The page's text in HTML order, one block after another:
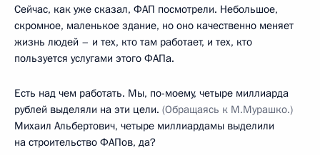
Сейчас, как уже сказал, ФАП посмотрели. Небольшое,
скромное, маленькое здание, но оно качественно меняет
жизнь людей – и тех, кто там работает, и тех, кто
пользуется услугами этого ФАПа.
Есть над чем работать. Мы, по-моему, четыре миллиарда
рублей выделяли на эти цели. (Обращаясь к М.Мурашко.)
Михаил Альбертович, четыре миллиардамы выделили
на строительство ФАПов, да?